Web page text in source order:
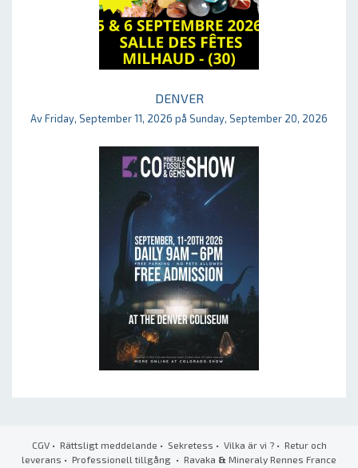
DENVER
Av Friday, September 11, 2026 på Sunday, September 20, 2026
CGV• Rättsligt meddelande • Sekretess • Vilka är vi ?• Retur och
leverans • Professionell tillgång • Ravaka & Mineraly Rennes France